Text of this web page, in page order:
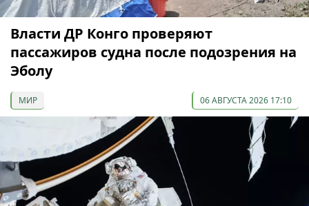
Власти ДР Конго проверяют
пассажиров судна после подозрения на
Эболу
МИР 06 АВГУСТА 2026 17:10